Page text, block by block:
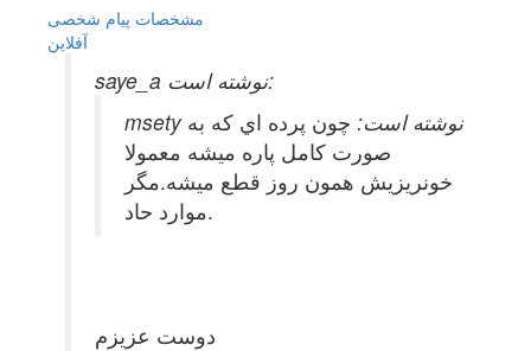
مشخصات پیام شخصی
آفلاين
saye_a نوشته است:
msety نوشته است: چون پرده اي كه به
صورت كامل پاره ميشه معمولا
خونريزيش همون روز قطع ميشه.مگر
موارد حاد.
دوست عزیزم